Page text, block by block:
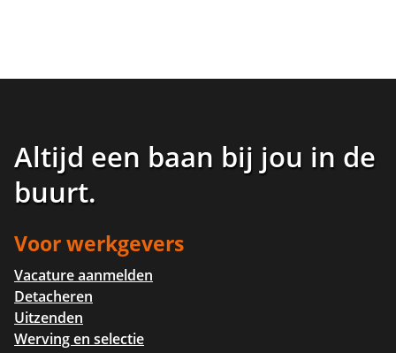
Altijd een baan bij jou in de
buurt.
Voor werkgevers
Vacature aanmelden
Detacheren
Uitzenden
Werving en selectie